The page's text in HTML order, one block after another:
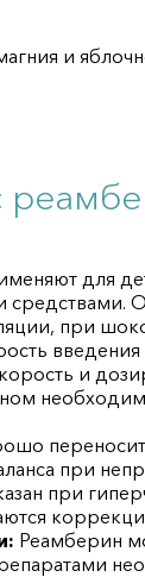
и
для
при
введения
и
при
при
Реамберин